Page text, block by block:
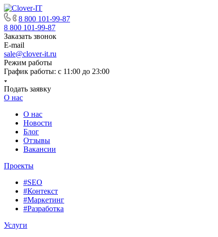
8 800 101-99-87
8 800 101-99-87
Заказать звонок
E-mail
sale@clover-it.ru
Режим работы
График работы: с 11:00 до 23:00
Подать заявку
О нас
О нас
Новости
Блог
Отзывы
Вакансии
Проекты
#SEO
#Контекст
#Маркетинг
#Разработка
Услуги